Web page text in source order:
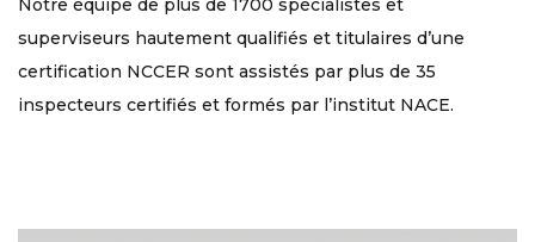
Notre équipe de plus de 1700 spécialistes et
superviseurs hautement qualifiés et titulaires d’une
certification NCCER sont assistés par plus de 35
inspecteurs certifiés et formés par l’institut NACE.